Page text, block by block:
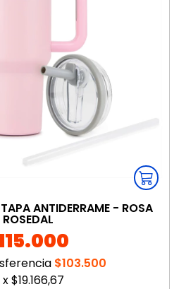
ANTIDERRAME - ROSA
ROSEDAL
$103.500
x$19.166,67